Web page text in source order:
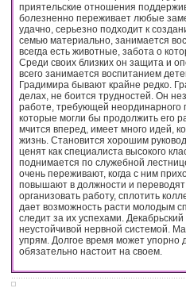
приятельские отношения
болезненно переживает любые
удачно, серьезно подходит к
семью материально, занимается
всегда есть животные, забота о
Среди своих близких он защита и
всего занимается воспитанием
Градимира бывают крайне редко.
делах, не боится трудностей. Он
работе, требующей неординарного
которые могли бы продолжить его
мчится вперед, имеет много идей,
жизнь. Становится хорошим
ценят как специалиста высокого
поднимается по служебной
очень переживают, когда с ним
повышают в должности и
организовать работу, сплотить
дает возможность расти молодым
следит за их успехами.
неустойчивой нервной системой.
упрям. Долгое время может упорно
обязательно настоит на своем.